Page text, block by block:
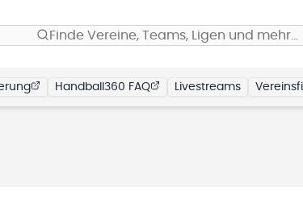
Finde Vereine, Teams, Ligen und mehr…
Handball360 FAQ Livestreams